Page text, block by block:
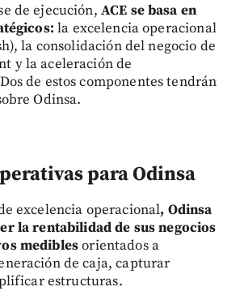
de ejecución, ACE se basa en
la excelencia operacional
la consolidación del negocio de
y la aceleración de
de estos componentes tendrán
Odinsa.
para Odinsa
excelencia operacional, Odinsa
la rentabilidad de sus negocios
mediblesorientados a
de caja, capturar
estructuras.